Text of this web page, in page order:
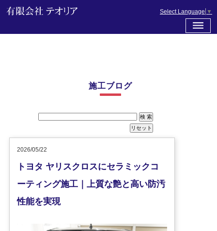
Select Language ▼
施工ブログ
2026/05/22
トヨタ ヤリスクロスにセラミックコ
ーティング施工｜上質な艶と高い防汚
性能を実現